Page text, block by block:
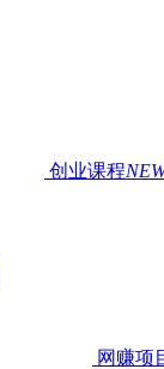
创业课程
网赚项